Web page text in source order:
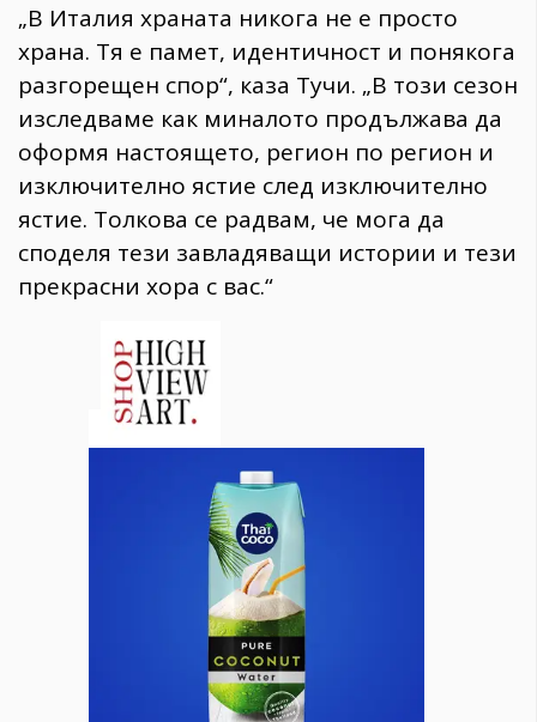
„В Италия храната никога не е просто
храна. Тя е памет, идентичност и понякога
разгорещен спор“, каза Тучи. „В този сезон
изследваме как миналото продължава да
оформя настоящето, регион по регион и
изключително ястие след изключително
ястие. Толкова се радвам, че мога да
споделя тези завладяващи истории и тези
прекрасни хора с вас.“